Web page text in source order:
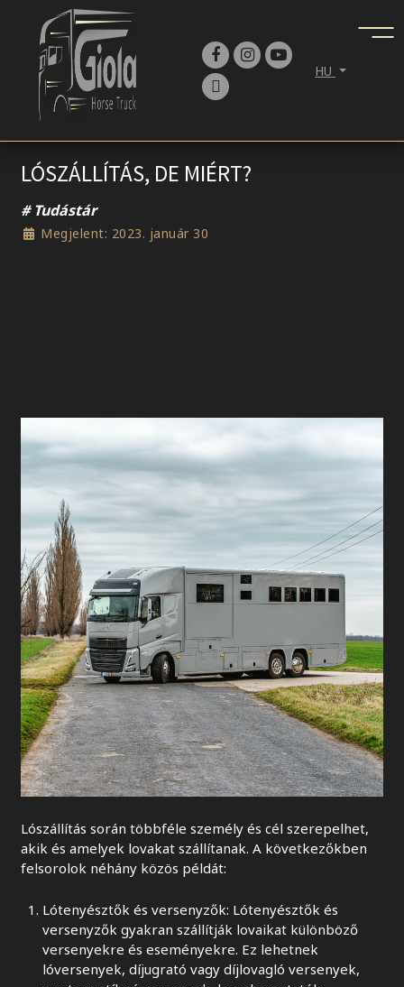
HU
LÓSZÁLLÍTÁS, DE MIÉRT?
Tudástár
Megjelent: 2023. január 30
Lószállítás során többféle személy és cél szerepelhet,
akik és amelyek lovakat szállítanak. A következőkben
felsorolok néhány közös példát:
Lótenyésztők és versenyzők: Lótenyésztők és
versenyzők gyakran szállítják lovaikat különböző
versenyekre és eseményekre. Ez lehetnek
lóversenyek, díjugrató vagy díjlovagló versenyek,